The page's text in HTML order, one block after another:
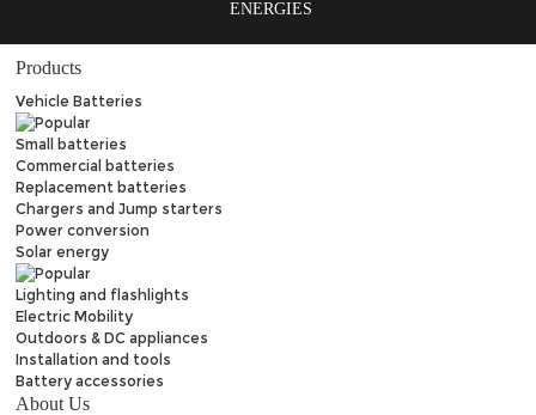
Products
Vehicle Batteries
Small batteries
Commercial batteries
Replacement batteries
Chargers and Jump starters
Power conversion
Solar energy
Lighting and flashlights
Electric Mobility
Outdoors & DC appliances
Installation and tools
Battery accessories
About Us
ENERGIES